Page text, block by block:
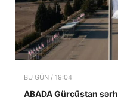
BU GÜN / 19:04
ABADA Gürcüstan